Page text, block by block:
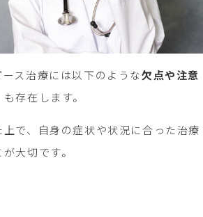
ス治療には以下のような欠点や注意
も存在します。
上で、自身の症状や状況に合った治療
大切です。